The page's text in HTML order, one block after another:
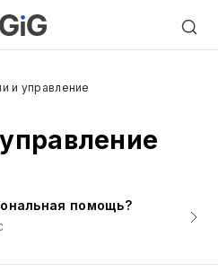
и управление
помощь?